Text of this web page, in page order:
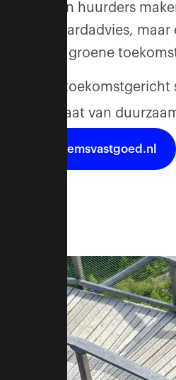
vraag van huurders
standaardadvies,
op een groene
en
over de staat van